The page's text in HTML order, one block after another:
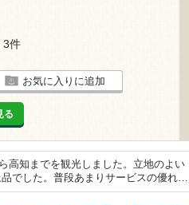
3件
お気に入りに追加
る
高知までを観光しました。立地のよい
でした。普段あまりサービスの優れ…